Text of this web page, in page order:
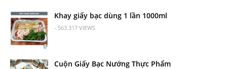
Khay giấy bạc dùng 1 lần 1000ml
- 563.317 VIEWS
Cuộn Giấy Bạc Nướng Thực Phẩm